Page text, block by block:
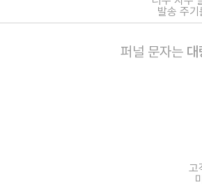
발송 주
퍼널 문자는
고